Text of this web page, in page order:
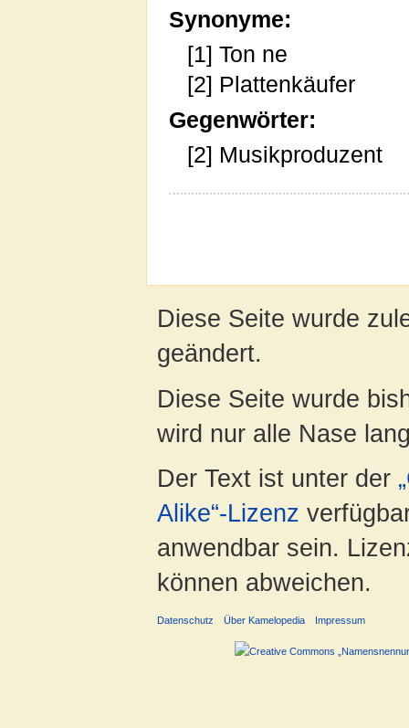
Synonyme:
[1] Ton ne
[2] Plattenkäufer
Gegenwörter:
[2] Musikproduzent
Diese Seite wurde
geändert.
Diese Seite wurde
wird nur alle Nase
Der Text ist unter der
Alike“-Lizenz
anwendbar sein.
können abweichen.
Datenschutz Über Kamelopedia Impressum